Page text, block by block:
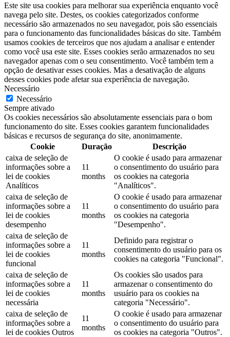
Este site usa cookies para melhorar sua experiência enquanto você
navega pelo site. Destes, os cookies categorizados conforme
necessário são armazenados no seu navegador, pois são essenciais
para o funcionamento das funcionalidades básicas do site. Também
usamos cookies de terceiros que nos ajudam a analisar e entender
como você usa este site. Esses cookies serão armazenados no seu
navegador apenas com o seu consentimento. Você também tem a
opção de desativar esses cookies. Mas a desativação de alguns
desses cookies pode afetar sua experiência de navegação.
Necessário
Necessário
Sempre ativado
Os cookies necessários são absolutamente essenciais para o bom
funcionamento do site. Esses cookies garantem funcionalidades
básicas e recursos de segurança do site, anonimamente.
Cookie
Duração
Descrição
caixa de seleção de
informações sobre a
lei de cookies
Analíticos
11
months
O cookie é usado para armazenar
o consentimento do usuário para
os cookies na categoria
"Analíticos".
caixa de seleção de
informações sobre a
lei de cookies
desempenho
11
months
O cookie é usado para armazenar
o consentimento do usuário para
os cookies na categoria
"Desempenho".
caixa de seleção de
informações sobre a
lei de cookies
funcional
11
months
Definido para registrar o
consentimento do usuário para os
cookies na categoria "Funcional".
caixa de seleção de
informações sobre a
lei de cookies
necessária
11
months
Os cookies são usados ​​para
armazenar o consentimento do
usuário para os cookies na
categoria "Necessário".
caixa de seleção de
informações sobre a
lei de cookies Outros
11
months
O cookie é usado para armazenar
o consentimento do usuário para
os cookies na categoria "Outros".